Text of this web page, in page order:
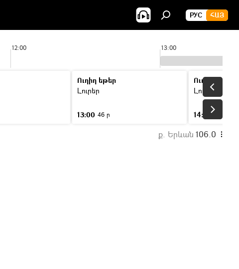
РУС ՀԱՅ
12:00 13:00
Ուղիղ եթեր
Լուրեր
13:00 46 ր
Ուղիղ եթեր
Լուրեր
14:00
ք. Երևան 106.0